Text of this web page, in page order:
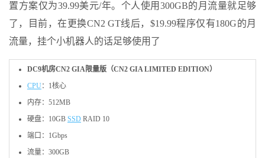
置方案仅为39.99美元/年。个人使用300GB的月流量就足够
了，目前，在更换CN2 GT线后，$19.99程序仅有180G的月
流量，挂个小机器人的话足够使用了
DC9机房CN2 GIA限量版（CN2 GIA LIMITED EDITION）
CPU：1核心
内存：512MB
硬盘：10GB SSD RAID 10
端口：1Gbps
流量：300GB